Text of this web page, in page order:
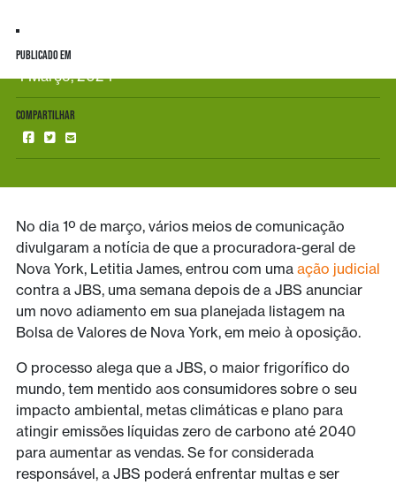
PUBLICADO EM
4 Março, 2024
COMPARTILHAR
No dia 1º de março, vários meios de comunicação
divulgaram a notícia de que a procuradora-geral de
Nova York, Letitia James, entrou com uma ação judicial
contra a JBS, uma semana depois de a JBS anunciar
um novo adiamento em sua planejada listagem na
Bolsa de Valores de Nova York, em meio à oposição.
O processo alega que a JBS, o maior frigorífico do
mundo, tem mentido aos consumidores sobre o seu
impacto ambiental, metas climáticas e plano para
atingir emissões líquidas zero de carbono até 2040
para aumentar as vendas. Se for considerada
responsável, a JBS poderá enfrentar multas e ser